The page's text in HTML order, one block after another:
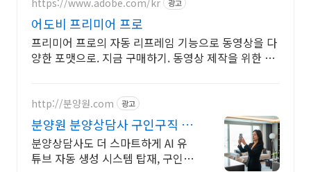
광고
어도비 프리미어 프로
프리미어 프로의 자동 리프레임 기능으로 동영상을 다
양한 포맷으로. 지금 구매하기. 동영상 제작을 위한 다
http://분양원.com 광고
분양원 분양상담사 구인구직 플
랫폼
분양상담사도 더 스마트하게 AI 유
튜브 자동 생성 시스템 탑재, 구인 구